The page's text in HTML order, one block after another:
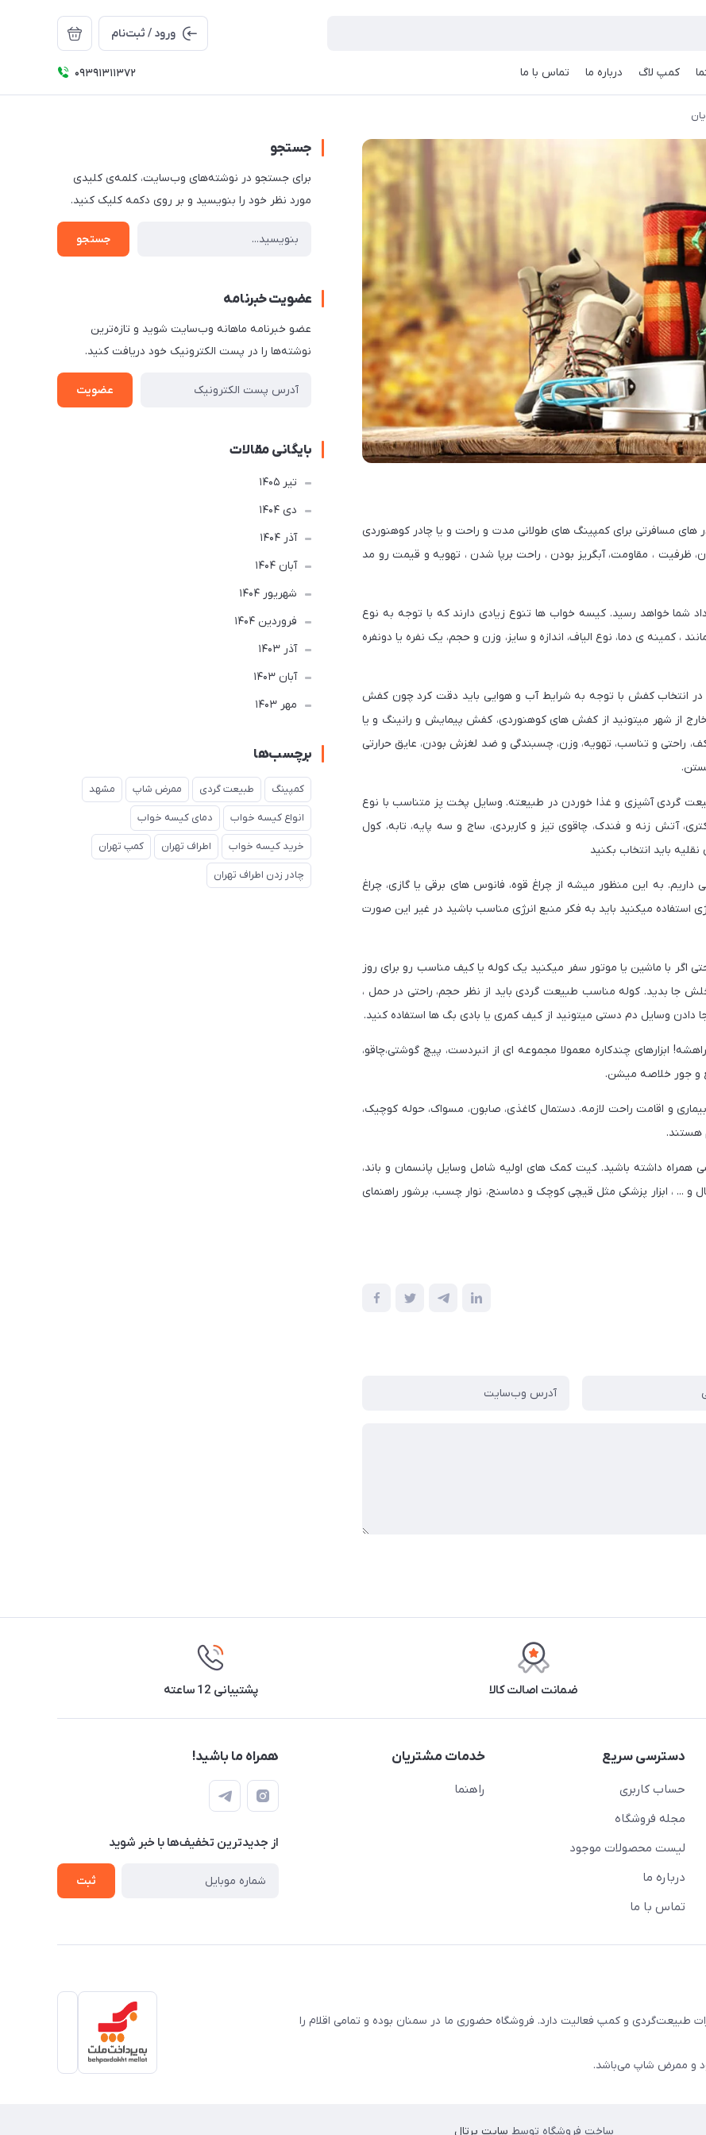
ورود / ثبت‌نام
کمپ لاگ درباره ما تماس با ما 09391311372
های مسافرتی برای کمپینگ های طولانی مدت و راحت و یا چادر کوهنوردی
ظرفیت ، مقاومت، آبگریز بودن ، راحت برپا شدن ، تهویه و قیمت رو مد
خواهد رسید. کیسه خواب ها تنوع زیادی دارند که با توجه به نوع
، کمینه ی دما، نوع الیاف، اندازه و سایز، وزن و حجم، یک نفره یا دونفره
انتخاب کفش با توجه به شرایط آب و هوایی باید دقت کرد چون کفش
از شهر میتونید از کفش های کوهنوردی، کفش پیمایش و رانینگ و یا
و تناسب، تهویه، وزن، چسبندگی و ضد لغزش بودن، عایق حرارتی
گردی آشپزی و غذا خوردن در طبیعته. وسایل پخت پز متناسب با نوع
آتش زنه و فندک، چاقوی تیز و کاربردی، ساج و سه پایه، تابه، کول
باید انتخاب بکنید
داریم. به این منظور میشه از چراغ قوه، فانوس های برقی یا گازی، چراغ
استفاده میکنید باید به فکر منبع انرژی مناسب باشید در غیر این صورت
اگر با ماشین یا موتور سفر میکنید یک کوله یا کیف مناسب رو برای روز
جا بدید. کوله مناسب طبیعت گردی باید از نظر حجم، راحتی در حمل ،
وسایل دم دستی میتونید از کیف کمری یا بادی بگ ها استفاده کنید.
ابزارهای چندکاره معمولا مجموعه ای از انبردست، پیچ گوشتی،چاقو،
و جور خلاصه میشن.
و اقامت راحت لازمه. دستمال کاغذی، صابون، مسواک، حوله کوچیک،
هستند.
همراه داشته باشید. کیت کمک های اولیه شامل وسایل پانسمان و باند،
... ، ابزار پزشکی مثل قیچی کوچک و دماسنج، نوار چسب، برشور راهنمای
جستجو
برای جستجو در نوشته‌های وب‌سایت، کلمه‌ی کلیدی
مورد نظر خود را بنویسید و بر روی دکمه کلیک کنید.
جستجو
عضویت خبرنامه
عضو خبرنامه ماهانه وب‌سایت شوید و تازه‌ترین
نوشته‌ها را در پست الکترونیک خود دریافت کنید.
عضویت
بایگانی مقالات
تير 1405
دی 1404
آذر 1404
آبان 1404
شهریور 1404
فروردین 1404
آذر 1403
آبان 1403
مهر 1403
برچسب‌ها
کمپینگ طبیعت گردی ممرض شاپ مشهد
انواع کیسه خواب دمای کیسه خواب
خرید کیسه خواب اطراف تهران کمپ تهران
چادر زدن اطراف تهران
ضمانت اصالت کالا پشتیبانی 12 ساعته
دسترسی سریع
حساب کاربری
مجله فروشگاه
لیست محصولات موجود
درباره ما
تماس با ما
خدمات مشتریان
راهنما
همراه ما باشید!
از جدید‌ترین تخفیف‌ها با‌ خبر شوید
ثبت
طبیعت‌گردی و کمپ فعالیت دارد. فروشگاه حضوری ما در سمنان بوده و تمامی اقلام را
و ممرض شاپ می‌باشد.
ساخت فروشگاه توسط سایت پرتال